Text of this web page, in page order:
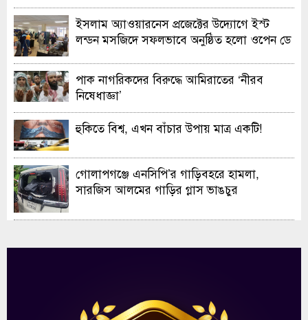
ইসলাম অ্যাওয়ারনেস প্রজেক্টের উদ্যোগে ইস্ট
লন্ডন মসজিদে সফলভাবে অনুষ্ঠিত হলো ওপেন ডে
পাক নাগরিকদের বিরুদ্ধে আমিরাতের ‘নীরব
নিষেধাজ্ঞা’
হুকিতে বিশ্ব, এখন বাঁচার উপায় মাত্র একটি!
গোলাপগঞ্জে এনসিপি’র গাড়িবহরে হামলা,
সারজিস আলমের গাড়ির গ্লাস ভাঙচুর